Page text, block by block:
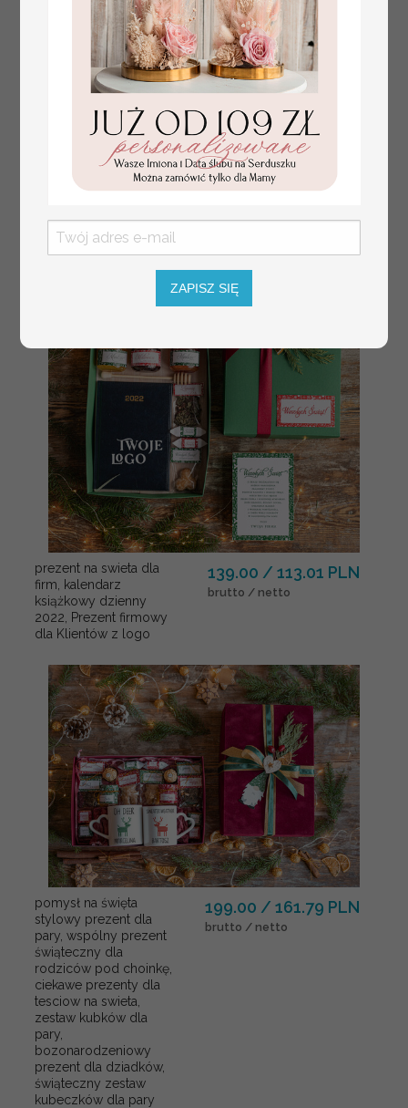
Mikołajowy Kubek w
zestawie świątecznym z
logo firmy , prezenty
biznesowe z kawą i
herbatą, upominki na
święta dla pracowników
i kontrahentów,
personalizowane
prezenty firmowe,
zestawy świąteczne z
149.00 / 121.14 PLN
brutto / netto
prezent na swieta dla
firm, kalendarz
książkowy dzienny
2022, Prezent firmowy
dla Klientów z logo
139.00 / 113.01 PLN
brutto / netto
pomysł na święta
stylowy prezent dla
pary, wspólny prezent
świąteczny dla
rodziców pod choinkę,
ciekawe prezenty dla
tesciow na swieta,
zestaw kubków dla
pary,
bozonarodzeniowy
prezent dla dziadków,
świąteczny zestaw
kubeczków dla pary
199.00 / 161.79 PLN
brutto / netto
ZAPISZ SIĘ